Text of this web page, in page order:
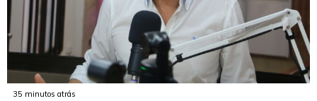
35 minutos atrás